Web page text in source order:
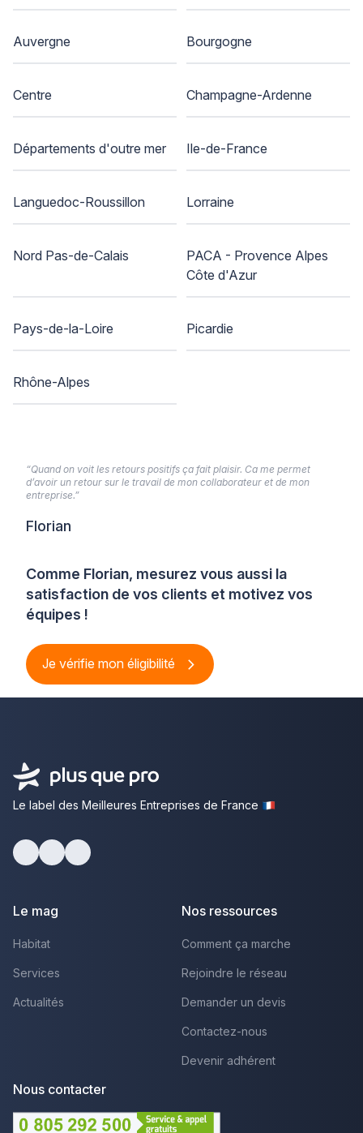
Auvergne Bourgogne
Centre Champagne-Ardenne
Départements d'outre mer Ile-de-France
Languedoc-Roussillon Lorraine
Nord Pas-de-Calais
PACA - Provence Alpes
Côte d'Azur
Pays-de-la-Loire Picardie
Rhône-Alpes
Comme Florian, mesurez vous aussi la
satisfaction de vos clients et motivez vos
équipes !
Je vérifie mon éligibilité
“Quand on voit les retours positifs ça fait plaisir. Ca me permet
d’avoir un retour sur le travail de mon collaborateur et de mon
entreprise.”
Florian
Le label des Meilleures Entreprises de France
Le mag
Habitat
Services
Actualités
Nos ressources
Comment ça marche
Rejoindre le réseau
Demander un devis
Contactez-nous
Devenir adhérent
Nous contacter